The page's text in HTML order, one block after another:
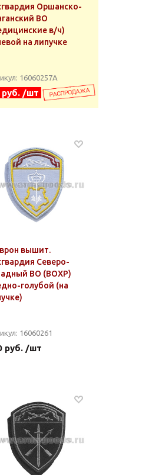
Оршанско-
ВО
в/ч)
на липучке
16060257А
руб. /шт
вышит.
Северо-
ВО (ВОХР)
голубой (на
16060261
руб. /шт